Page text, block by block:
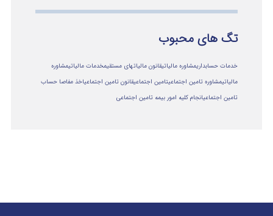
تگ های محبوب
خدمات حسابداریمشاوره مالیاتیقانون مالیاتهای مستقیمخدمات مالیاتیمشاوره
مالياتيمشاوره تامین اجتماعیتامین اجتماعیقانون تامین اجتماعیاخذ مفاصا حساب
تامین اجتماعیانجام کلیه امور بیمه تامین اجتماعی